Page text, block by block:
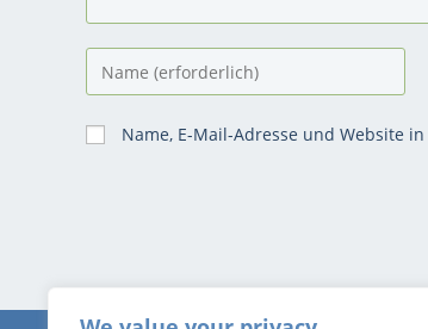
Name, E-Mail-Adresse und Website